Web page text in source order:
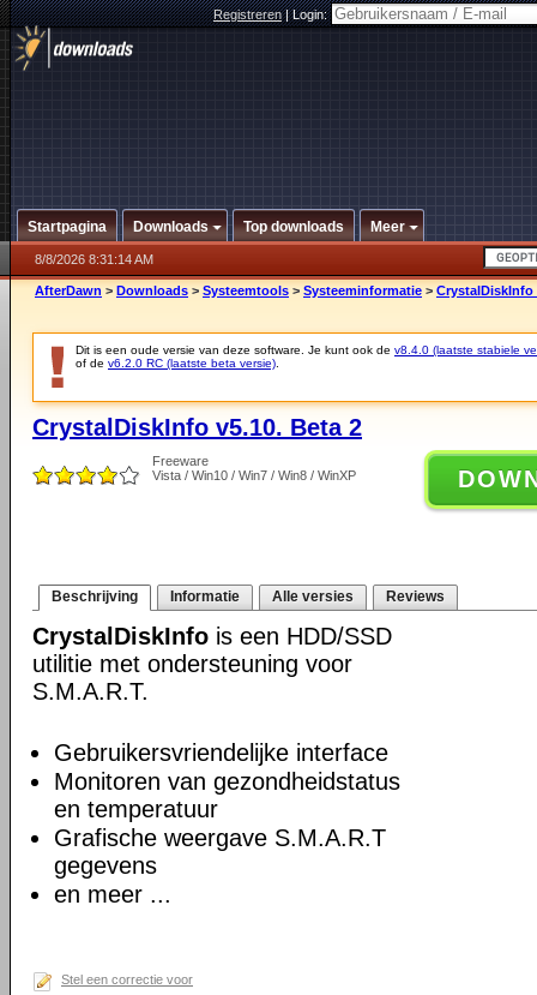
Registreren|Login:
Startpagina Downloads Top downloads Meer
8/8/2026 8:31:14 AM
AfterDawn > Downloads > Systeemtools > Systeeminformatie > CrystalDiskInfo
Dit is een oude versie van deze software. Je kunt ook de v8.4.0 (laatste stabiele
of de v6.2.0 RC (laatste beta versie)
CrystalDiskInfo v5.10. Beta 2
Freeware
Vista / Win10 / Win7 / Win8 / WinXP
Beschrijving Informatie Alle versies Reviews
CrystalDiskInfo is een HDD/SSD
utilitie met ondersteuning voor
S.M.A.R.T.
Gebruikersvriendelijke interface
Monitoren van gezondheidstatus
en temperatuur
Grafische weergave S.M.A.R.T
gegevens
en meer ...
Stel een correctie voor